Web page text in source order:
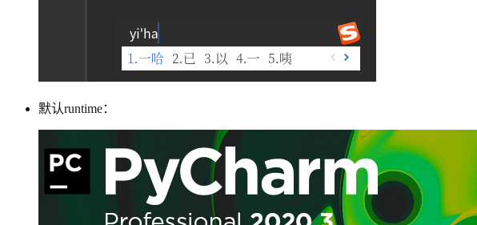
默认runtime：